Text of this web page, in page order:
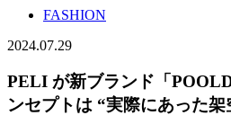
FASHION
2024.07.29
PELI が新ブランド「
ンセプトは “実際にあった架